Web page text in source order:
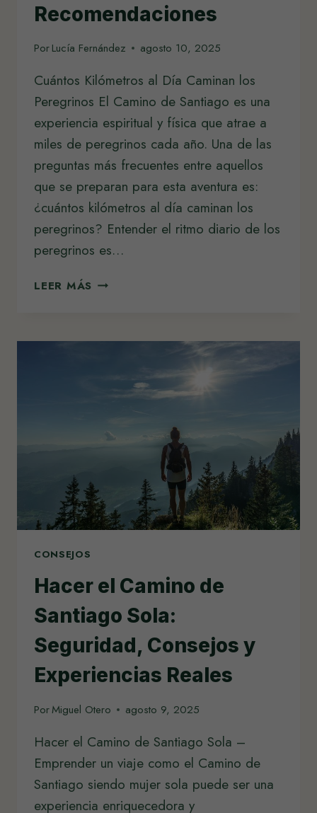
Recomendaciones
PorLucía Fernández agosto 10, 2025
Cuántos Kilómetros al Día Caminan los
Peregrinos El Camino de Santiago es una
experiencia espiritual y física que atrae a
miles de peregrinos cada año. Una de las
preguntas más frecuentes entre aquellos
que se preparan para esta aventura es:
¿cuántos kilómetros al día caminan los
peregrinos? Entender el ritmo diario de los
peregrinos es…
LEER MÁS CUÁNTOS
PEREGRINOS:
RITMO
RECOMENDACIONES
CONSEJOS
Hacer el Camino de
Santiago Sola:
Seguridad, Consejos y
Experiencias Reales
PorMiguel Otero agosto 9, 2025
Hacer el Camino de Santiago Sola –
Emprender un viaje como el Camino de
Santiago siendo mujer sola puede ser una
experiencia enriquecedora y